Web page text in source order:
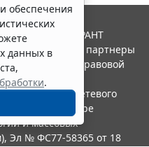
обеспечения
данных в
.
Система ГАРАНТ
"Гарант" и ее партнеры
ассоциации правовой
в качестве сетевого
надзору в сфере
и массовых
Эл № ФС77-58365 от 18